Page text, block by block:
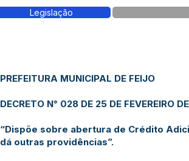
Legislação
PREFEITURA MUNICIPAL DE FEIJO
DECRETO N° 028 DE 25 DE FEVEREIRO
“Dispõe sobre abertura de Crédito
dá outras providências”.